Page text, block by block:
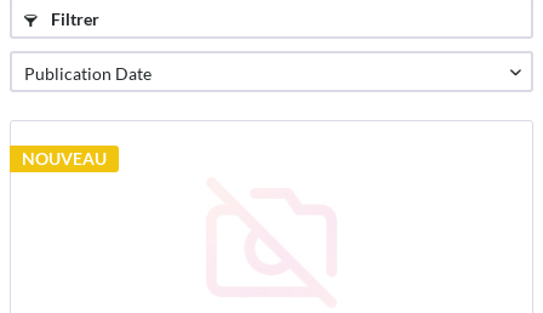
Filtrer
NOUVEAU